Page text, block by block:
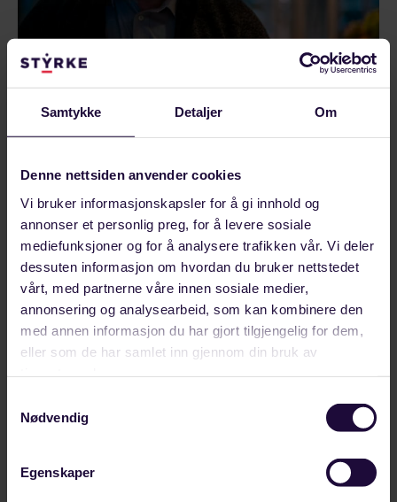
Samtykke Detaljer Om
Denne nettsiden anvender cookies
Vi bruker informasjonskapsler for å gi innhold og
annonser et personlig preg, for å levere sosiale
mediefunksjoner og for å analysere trafikken vår. Vi deler
dessuten informasjon om hvordan du bruker nettstedet
vårt, med partnerne våre innen sosiale medier,
annonsering og analysearbeid, som kan kombinere den
med annen informasjon du har gjort tilgjengelig for dem,
eller som de har samlet inn gjennom din bruk av
Nødvendig
Egenskaper
Arbeidsinkludering. Foto: Egil Brandsøy.
Bruk oss
I fjor ble det etablert fire nye
samarbeidskomiteer. En av komiteene som ble
opprettet, var samarbeidskomiteen for
arbeidsinkludering. Den ledes av Terje Asprusten.
Asprusten er fornøyd med de politiske
gjennomslagene Styrke har fått, og ser på det
skal være kort vei mellom medlemmene og